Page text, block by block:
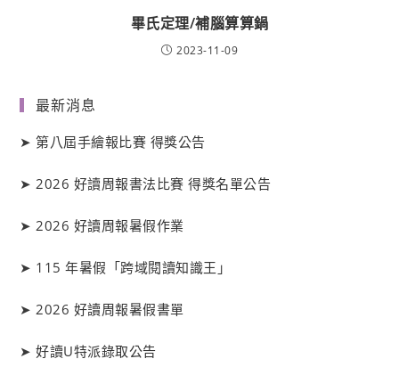
畢氏定理/補腦算算鍋
2023-11-09
最新消息
➤第八屆手繪報比賽 得獎公告
➤ 2026 好讀周報書法比賽 得獎名單公告
➤ 2026 好讀周報暑假作業
➤ 115 年暑假「跨域閱讀知識王」
➤ 2026 好讀周報暑假書單
➤好讀U特派錄取公告